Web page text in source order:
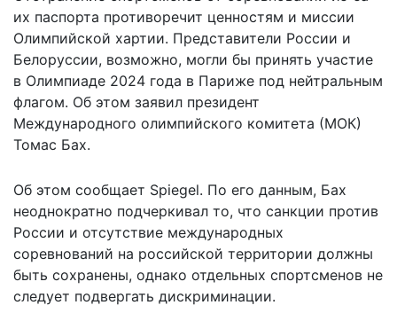
их паспорта противоречит ценностям и миссии
Олимпийской хартии. Представители России и
Белоруссии, возможно, могли бы принять участие
в Олимпиаде 2024 года в Париже под нейтральным
флагом. Об этом заявил президент
Международного олимпийского комитета (МОК)
Томас Бах.
Об этом сообщает Spiegel. По его данным, Бах
неоднократно подчеркивал то, что санкции против
России и отсутствие международных
соревнований на российской территории должны
быть сохранены, однако отдельных спортсменов не
следует подвергать дискриминации.